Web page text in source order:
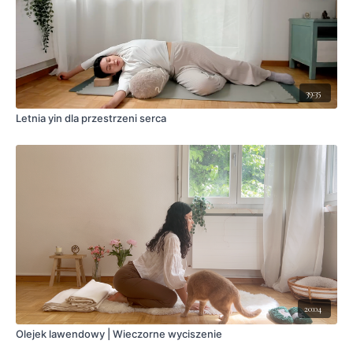
39:35
Letnia yin dla przestrzeni serca
20:04
Olejek lawendowy | Wieczorne wyciszenie